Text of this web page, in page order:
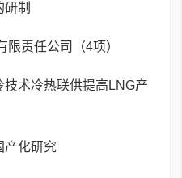
研制
限责任公司（4项）
技术冷热联供提高LNG产
产化研究